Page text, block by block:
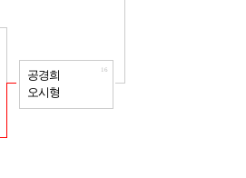
공경희
오시형
16